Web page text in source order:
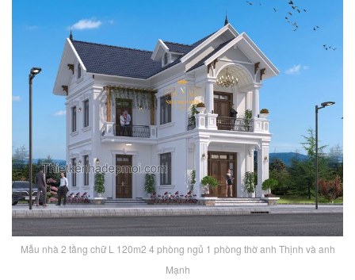
Mẫu nhà 2 tầng chữ L 120m2 4 phòng ngủ 1 phòng thờ anh Thịnh và anh
Mạnh